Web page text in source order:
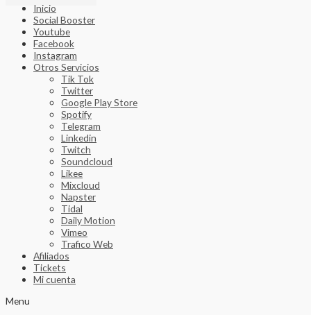
Inicio
Social Booster
Youtube
Facebook
Instagram
Otros Servicios
Tik Tok
Twitter
Google Play Store
Spotify
Telegram
Linkedin
Twitch
Soundcloud
Likee
Mixcloud
Napster
Tidal
Daily Motion
Vimeo
Trafico Web
Afiliados
Tickets
Mi cuenta
Menu